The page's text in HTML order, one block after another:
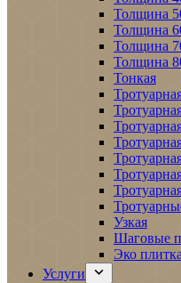
Толщина
Толщина
Толщина
Толщина
Тонкая
Узкая
Шаговые
Эко плитка
Услуги